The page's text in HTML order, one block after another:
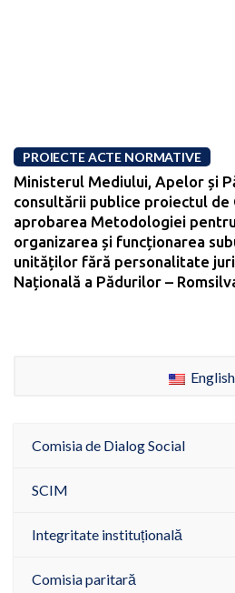
PROIECTE ACTE NORMATIVE
Ministerul Mediului, Apelor și
consultării publice proiectul de
aprobarea Metodologiei
organizarea și funcționarea
unităților fără personalitate
Națională a Pădurilor –
English
Comisia de Dialog Social
SCIM
Integritate instituțională
Comisia paritară